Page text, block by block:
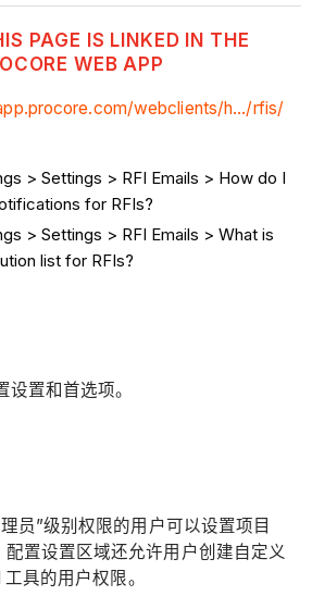
PAGE IS LINKED IN THE
WEB APP
webclients/h.../rfis/
> Settings > RFI Emails > How do I
for RFIs?
> Settings > RFI Emails > What is
list for RFIs?
设置和首选项。
员”级别权限的用户可以设置项目
配置设置区域还允许用户创建自定义
具的用户权限。